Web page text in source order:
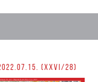
(XXVI/28)